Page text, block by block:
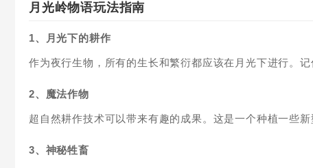
月光岭物语玩法指南
1、月光下的耕作
作为夜行生物，所有的生长和繁衍都应该在月光下进行。
2、魔法作物
超自然耕作技术可以带来有趣的成果。这是一个种植一些
3、神秘牲畜